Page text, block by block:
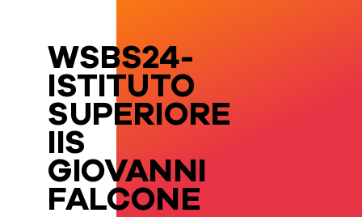
WSBS24-
ISTITUTO
SUPERIORE
IIS
GIOVANNI
FALCONE